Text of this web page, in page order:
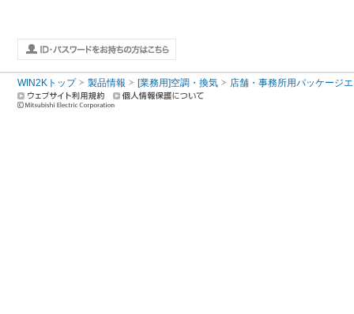
WIN2Kトップ 製品情報 [業務用]空調・換気 店舗・事務所用パッケージ